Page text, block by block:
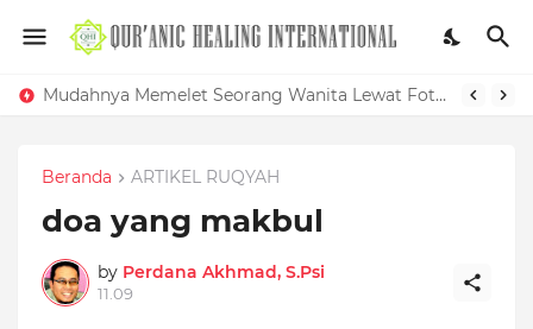
Mudahnya Memelet Seorang Wanita Lewat Foto di Facebook
KHASIAT DAUN KELOR UNTUK PENYAKIT MEDIS DAN GANGGUAN SIHIR
Beranda ARTIKEL RUQYAH
doa yang makbul
by Perdana Akhmad, S.Psi
11.09